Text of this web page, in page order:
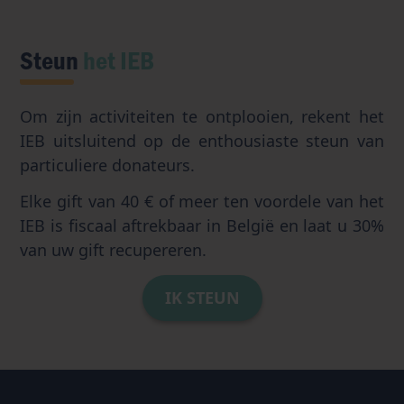
Steun het IEB
Om zijn activiteiten te ontplooien, rekent het
IEB uitsluitend op de enthousiaste steun van
particuliere donateurs.
Elke gift van 40 € of meer ten voordele van het
IEB is fiscaal aftrekbaar in België en laat u 30%
van uw gift recupereren.
IK STEUN